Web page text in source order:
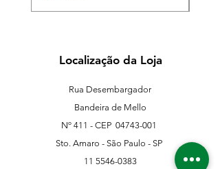
Localização da Loja
Rua Desembargador
Bandeira de Mello
Nº 411 - CEP 04743-001
Sto. Amaro - São Paulo - SP
11 5546-0383